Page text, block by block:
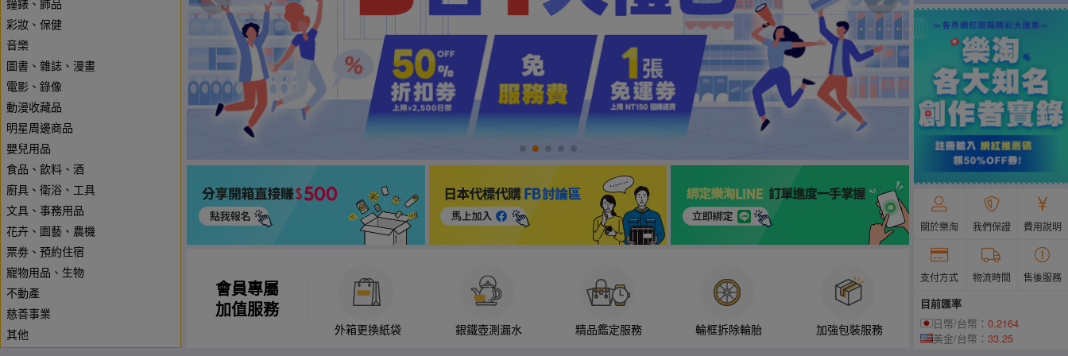
鐘錶、飾品
彩妝、保健
音樂
圖書、雜誌、漫畫
電影、錄像
動漫收藏品
明星周邊商品
嬰兒用品
食品、飲料、酒
廚具、衛浴、工具
文具、事務用品
花卉、園藝、農機
票劵、預約住宿
寵物用品、生物
不動產
慈善事業
其他
會員專屬
加值服務
外箱更換紙袋 銀鐵壺測漏水 精品鑑定服務 輪框拆除輪胎 加強包裝服務
關於樂淘 我們保證 費用說明
支付方式 物流時間 售後服務
目前匯率
日幣/台幣： 0.2164
美金/台幣： 33.25